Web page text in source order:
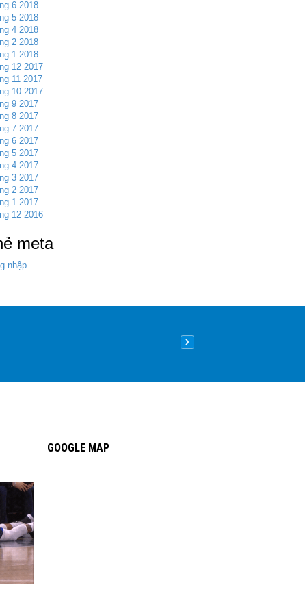
6 2018
5 2018
4 2018
2 2018
1 2018
12 2017
11 2017
10 2017
9 2017
8 2017
7 2017
6 2017
5 2017
4 2017
3 2017
2 2017
1 2017
12 2016
meta
nhập
Nên lát sàn gỗ hay sàn nhựa
09/05
GOOGLE MAP